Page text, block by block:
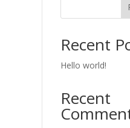
Recent
Hello world!
Recent